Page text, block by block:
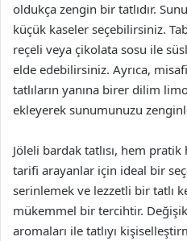
oldukça zengin bir tatlıdır.
küçük kaseler seçebilirsiniz.
reçeli veya çikolata sosu ile
elde edebilirsiniz. Ayrıca,
tatlıların yanına birer dilim
ekleyerek sunumunuzu
Jöleli bardak tatlısı, hem pratik
tarifi arayanlar için ideal bir
serinlemek ve lezzetli bir tatlı
mükemmel bir tercihtir.
aromaları ile tatlıyı